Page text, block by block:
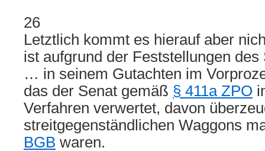
26
Letztlich kommt es hierauf aber
ist aufgrund der Feststellungen
… in seinem Gutachten im
das der Senat gemäß § 411a ZPO
Verfahren verwertet, davon
streitgegenständlichen Waggons
BGB waren.